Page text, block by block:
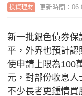
投資理財 更新時間：
新一批銀色債券保
平，外界也預計認
使申請上限為100
元，對部份收息
不少長者更鍾情買